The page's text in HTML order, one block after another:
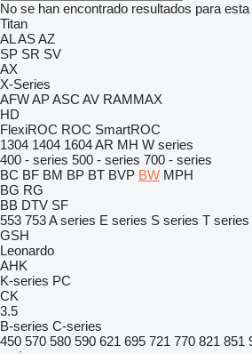
No se han encontrado resultados para
Titan
ALASAZ
SP SR SV
AX
X-Series
AFWAPASC AV RAMMAX
HD
FlexiROC ROC SmartROC
1304 1404 1604AR MH W series
400 - series 500 - series 700 - series
BC BF BM BP BT BVP BW MPH
BG RG
BB DTV SF
553 753A series E series S series T series
GSH
Leonardo
AHK
K-series PC
CK
3.5
B-series C-series
450 570 580 590 621 695 721 770 821 851